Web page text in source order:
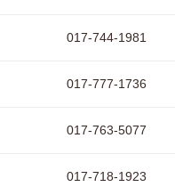
017-744-1981
017-777-1736
017-763-5077
017-718-1923